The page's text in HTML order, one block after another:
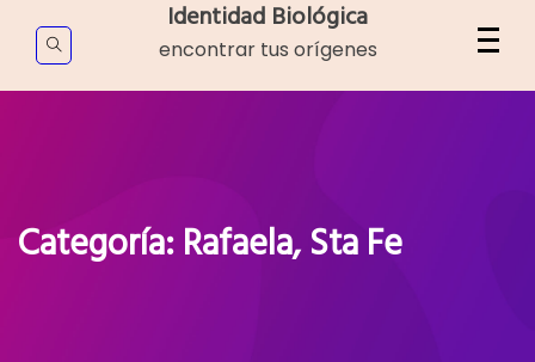
content
Identidad Biológica
encontrar tus orígenes
Categoría:Rafaela, Sta Fe